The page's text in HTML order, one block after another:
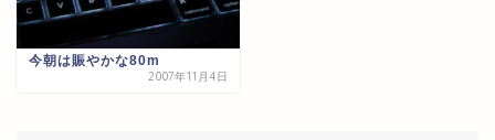
今朝は賑やかな80m
2007年11月4日